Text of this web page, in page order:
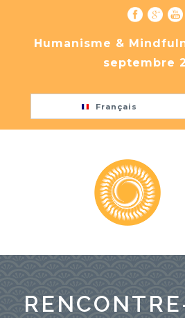
Humanisme &
septembre
Français